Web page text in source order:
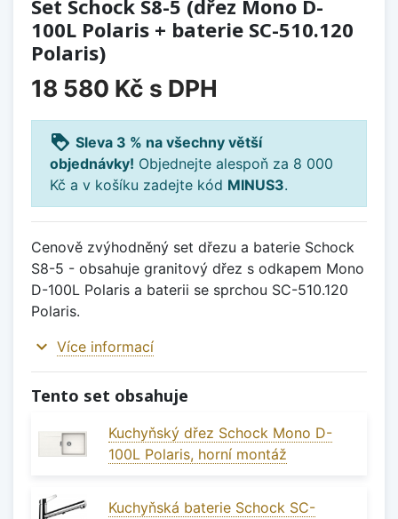
Set Schock S8-5 (dřez Mono D-
100L Polaris + baterie SC-510.120
Polaris)
18 580 Kč s DPH
loyalty Sleva 3 % na všechny větší
objednávky! Objednejte alespoň za 8 000
Kč a v košíku zadejte kód MINUS3.
Cenově zvýhodněný set dřezu a baterie Schock
S8-5 - obsahuje granitový dřez s odkapem Mono
D-100L Polaris a baterii se sprchou SC-510.120
Polaris.
expand_more Více informací
Tento set obsahuje
Kuchyňský dřez Schock Mono D-
100L Polaris, horní montáž
Kuchyňská baterie Schock SC-